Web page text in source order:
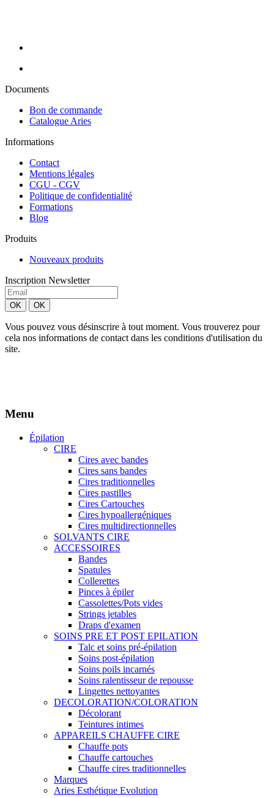
Documents
Bon de commande
Catalogue Aries
Informations
Contact
Mentions légales
CGU - CGV
Politique de confidentialité
Formations
Blog
Produits
Nouveaux produits
Inscription Newsletter
Vous pouvez vous désinscrire à tout moment. Vous trouverez pour
cela nos informations de contact dans les conditions d'utilisation du
site.
Menu
Épilation
CIRE
Cires avec bandes
Cires sans bandes
Cires traditionnelles
Cires pastilles
Cires Cartouches
Cires hypoallergéniques
Cires multidirectionnelles
SOLVANTS CIRE
ACCESSOIRES
Bandes
Spatules
Collerettes
Pinces à épiler
Cassolettes/Pots vides
Strings jetables
Draps d'examen
SOINS PRE ET POST EPILATION
Talc et soins pré-épilation
Soins post-épilation
Soins poils incarnés
Soins ralentisseur de repousse
Lingettes nettoyantes
DECOLORATION/COLORATION
Décolorant
Teintures intimes
APPAREILS CHAUFFE CIRE
Chauffe pots
Chauffe cartouches
Chauffe cires traditionnelles
Marques
Aries Esthétique Evolution